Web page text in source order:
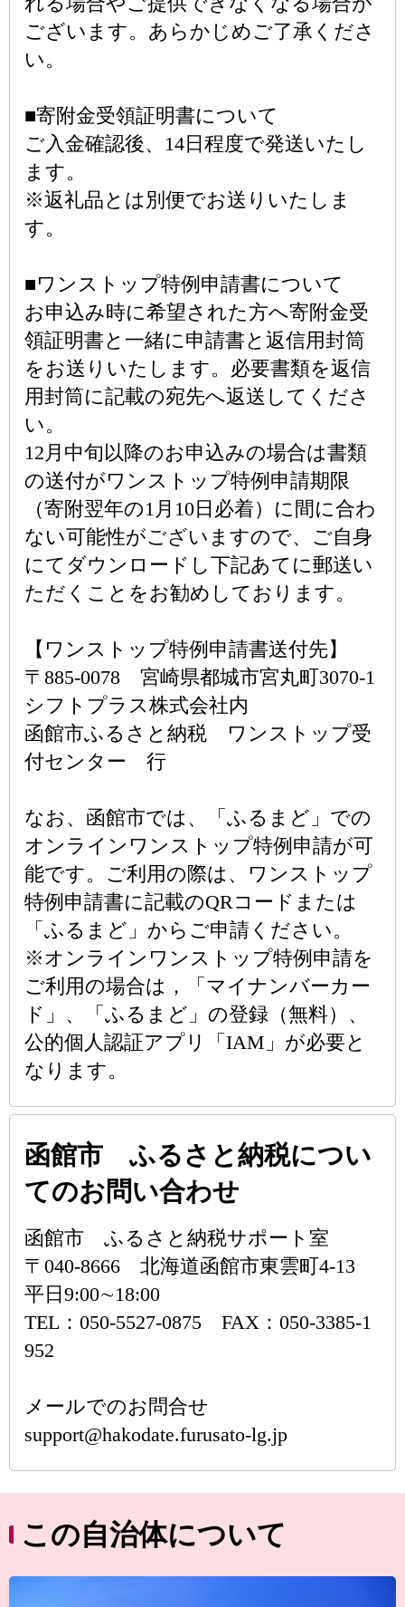
ございます。あらかじめご了承くださ
い。
■寄附金受領証明書について
ご入金確認後、14日程度で発送いたし
ます。
※返礼品とは別便でお送りいたしま
す。
■ワンストップ特例申請書について
お申込み時に希望された方へ寄附金受
領証明書と一緒に申請書と返信用封筒
をお送りいたします。必要書類を返信
用封筒に記載の宛先へ返送してくださ
い。
12月中旬以降のお申込みの場合は書類
の送付がワンストップ特例申請期限
（寄附翌年の1月10日必着）に間に合わ
ない可能性がございますので、ご自身
にてダウンロードし下記あてに郵送い
ただくことをお勧めしております。
【ワンストップ特例申請書送付先】
〒885-0078 宮崎県都城市宮丸町3070-1
シフトプラス株式会社内
函館市ふるさと納税 ワンストップ受
付センター 行
なお、函館市では、「ふるまど」での
オンラインワンストップ特例申請が可
能です。ご利用の際は、ワンストップ
特例申請書に記載のQRコードまたは
「ふるまど」からご申請ください。
※オンラインワンストップ特例申請を
ご利用の場合は，「マイナンバーカー
ド」、「ふるまど」の登録（無料）、
公的個人認証アプリ「IAM」が必要と
なります。
函館市 ふるさと納税につい
てのお問い合わせ
函館市 ふるさと納税サポート室
〒040-8666 北海道函館市東雲町4-13
平日9:00∼18:00
TEL：050-5527-0875 FAX：050-3385-1
952
メールでのお問合せ
support@hakodate.furusato-lg.jp
この自治体について